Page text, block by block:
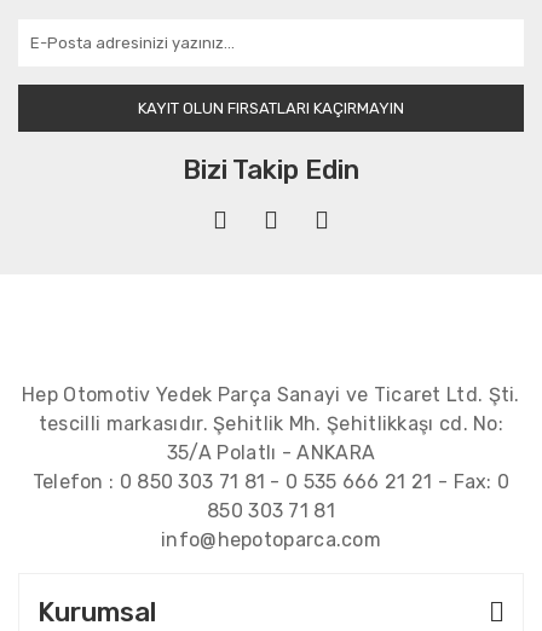
KAYIT OLUN FIRSATLARI KAÇIRMAYIN
Bizi Takip Edin
Hep Otomotiv Yedek Parça Sanayi ve Ticaret Ltd. Şti.
tescilli markasıdır. Şehitlik Mh. Şehitlikkaşı cd. No:
35/A Polatlı - ANKARA
Telefon : 0 850 303 71 81 - 0 535 666 21 21 - Fax: 0
850 303 71 81
info@hepotoparca.com
Kurumsal